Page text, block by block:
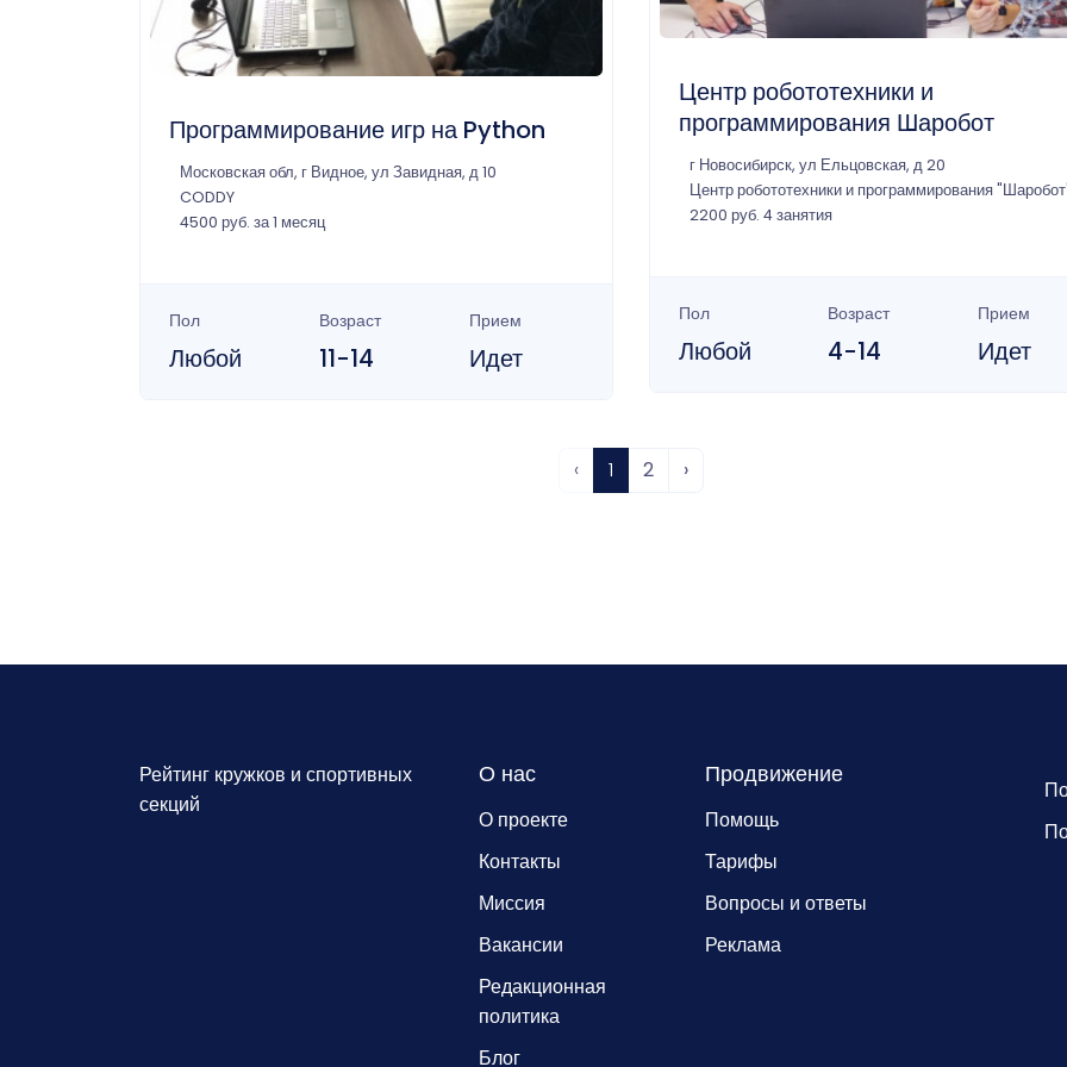
Программирование игр на Python
Московская обл, г Видное, ул Завидная, д 10
CODDY
4500 руб. за 1 месяц
Пол
Любой
Возраст
11-14
Прием
Идет
Центр робототехники и
программирования Шаробот
г Новосибирск, ул Ельцовская, д 20
Центр робототехники и программирования
2200 руб. 4 занятия
Пол
Любой
Возраст
4-14
Прием
Идет
‹ 1 2 ›
Рейтинг кружков и спортивных
секций
О нас
О проекте
Контакты
Миссия
Вакансии
Редакционная
политика
Блог
Продвижение
Помощь
Тарифы
Вопросы и ответы
Реклама